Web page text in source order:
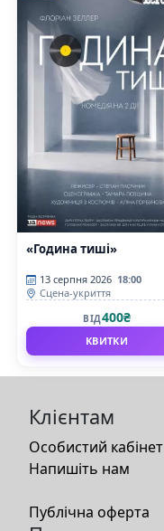
«Година тиші»
13 серпня 2026 18:00
Сцена-укриття
ВІД400₴
КВИТКИ
Клієнтам
Особистий кабінет
Напишіть нам
Публічна оферта